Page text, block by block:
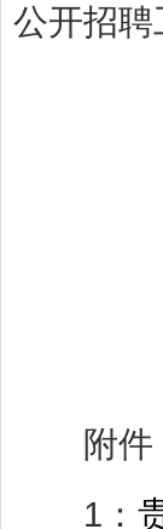
公开招聘
附件
1：